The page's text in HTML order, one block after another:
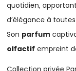
quotidien,
d’élégance à
Son parfum
olfactif empreint
Collection privée